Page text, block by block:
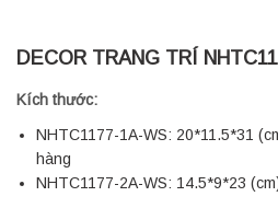
DECOR TRANG TRÍ
Kích thước:
NHTC1177-1A-WS: 20*11.5*31
hàng
NHTC1177-2A-WS: 14.5*9*23